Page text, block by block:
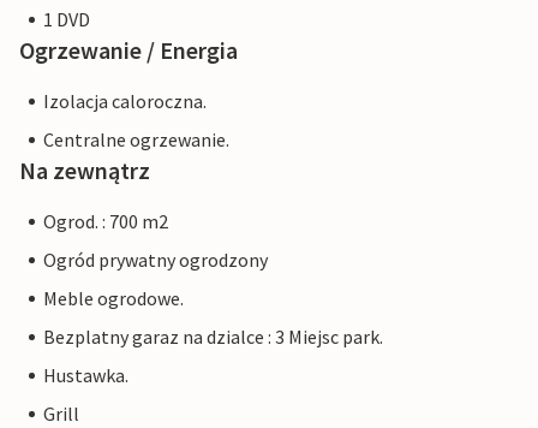
1 DVD
Ogrzewanie / Energia
Izolacja caloroczna.
Centralne ogrzewanie.
Na zewnątrz
Ogrod. : 700 m2
Ogród prywatny ogrodzony
Meble ogrodowe.
Bezplatny garaz na dzialce : 3 Miejsc park.
Hustawka.
Grill